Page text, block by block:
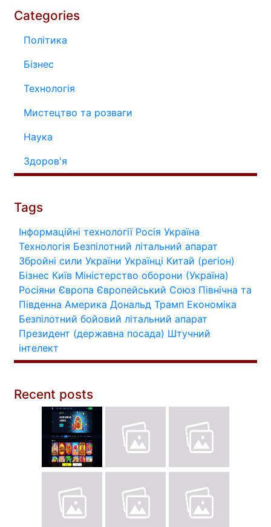
Categories
Політика
Бізнес
Технологія
Мистецтво та розваги
Наука
Здоров'я
Tags
Інформаційні технології Росія Україна
Технологія Безпілотний літальний апарат
Збройні сили України Українці Китай (регіон)
Бізнес Київ Міністерство оборони (Україна)
Росіяни Європа Європейський Союз Північна та
Південна Америка Дональд Трамп Економіка
Безпілотний бойовий літальний апарат
Президент (державна посада) Штучний
інтелект
Recent posts